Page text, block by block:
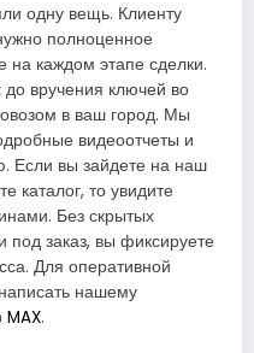
одну вещь. Клиенту
полноценное
на каждом этапе сделки.
вручения ключей во
в ваш город. Мы
видеоотчеты и
Если вы зайдете на наш
каталог, то увидите
Без скрытых
под заказ, вы фиксируете
Для оперативной
нашему
MAX.